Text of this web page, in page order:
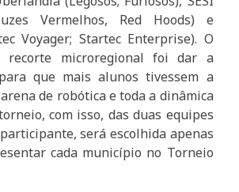
Vermelhos, Red Hoods) e
Voyager; Startec Enterprise). O
recorte microregional foi dar a
que mais alunos tivessem a
de robótica e toda a dinâmica
com isso, das duas equipes
será escolhida apenas
cada município no Torneio